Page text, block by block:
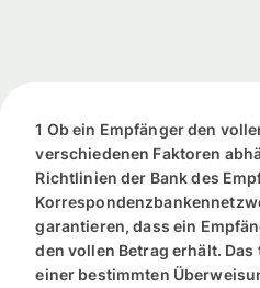
1 Ob ein Empfänger den
verschiedenen Faktoren
Richtlinien der Bank des
garantieren, dass ein
den vollen Betrag erhält.
einer bestimmten